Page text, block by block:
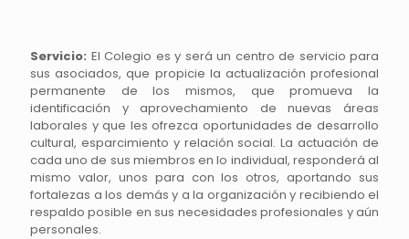
Servicio: El Colegio es y será un centro de servicio para
sus asociados, que propicie la actualización profesional
permanente de los mismos, que promueva la
identificación y aprovechamiento de nuevas áreas
laborales y que les ofrezca oportunidades de desarrollo
cultural, esparcimiento y relación social. La actuación de
cada uno de sus miembros en lo individual, responderá al
mismo valor, unos para con los otros, aportando sus
fortalezas a los demás y a la organización y recibiendo el
respaldo posible en sus necesidades profesionales y aún
personales.